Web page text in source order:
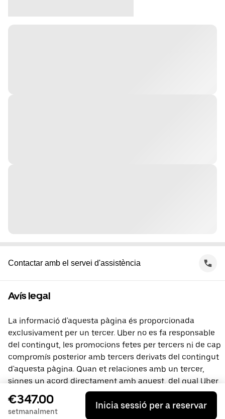
Contactar amb el servei d'assistència
Avís legal
La informació d'aquesta pàgina és proporcionada
exclusivament per un tercer. Uber no es fa responsable
del contingut, les promocions fetes per tercers ni de cap
compromís posterior amb tercers derivats del contingut
d'aquesta pàgina. Quan et relaciones amb un tercer,
signes un acord directament amb aquest, del qual Uber
no és part. Si tens preguntes, contacta directament amb
el tercer.
€347.00
setmanalment
Inicia sessió per a reservar